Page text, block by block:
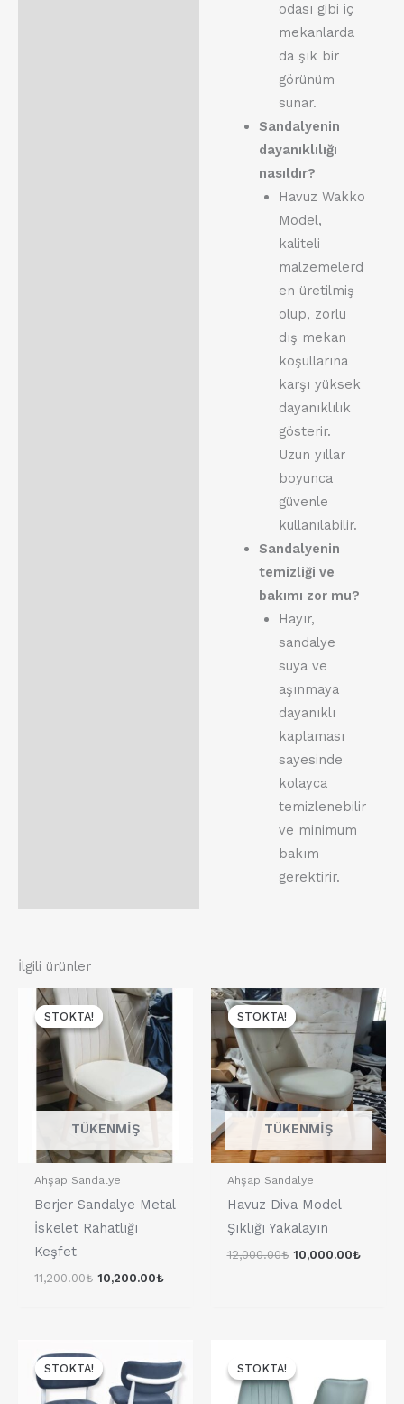
odası gibi iç
mekanlarda
da şık bir
görünüm
sunar.
Sandalyenin
dayanıklılığı
nasıldır?
Havuz Wakko
Model,
kaliteli
malzemelerd
en üretilmiş
olup, zorlu
dış mekan
koşullarına
karşı yüksek
dayanıklılık
gösterir.
Uzun yıllar
boyunca
güvenle
kullanılabilir.
Sandalyenin
temizliği ve
bakımı zor mu?
Hayır,
sandalye
suya ve
aşınmaya
dayanıklı
kaplaması
sayesinde
kolayca
temizlenebilir
ve minimum
bakım
gerektirir.
İlgili ürünler
STOKTA!
TÜKENMIŞ
STOKTA!
Ahşap Sandalye
Berjer Sandalye Metal
İskelet Rahatlığı
Keşfet
11,200.00₺
Orijinal
fiyat:
11,200.00₺.
10,200.00₺
Şu
andaki
fiyat:
10,200.00₺.
STOKTA!
TÜKENMIŞ
STOKTA!
Ahşap Sandalye
Havuz Diva Model
Şıklığı Yakalayın
12,000.00₺
Orijinal
fiyat:
12,000.00₺.
10,000.00₺
Şu
andaki
fiyat:
STOKTA!
STOKTA!
fiyat:
24,000.00₺.
andaki
fiyat:
20,999.00₺.
STOKTA!
STOKTA!
12,000.00₺.fiyat: